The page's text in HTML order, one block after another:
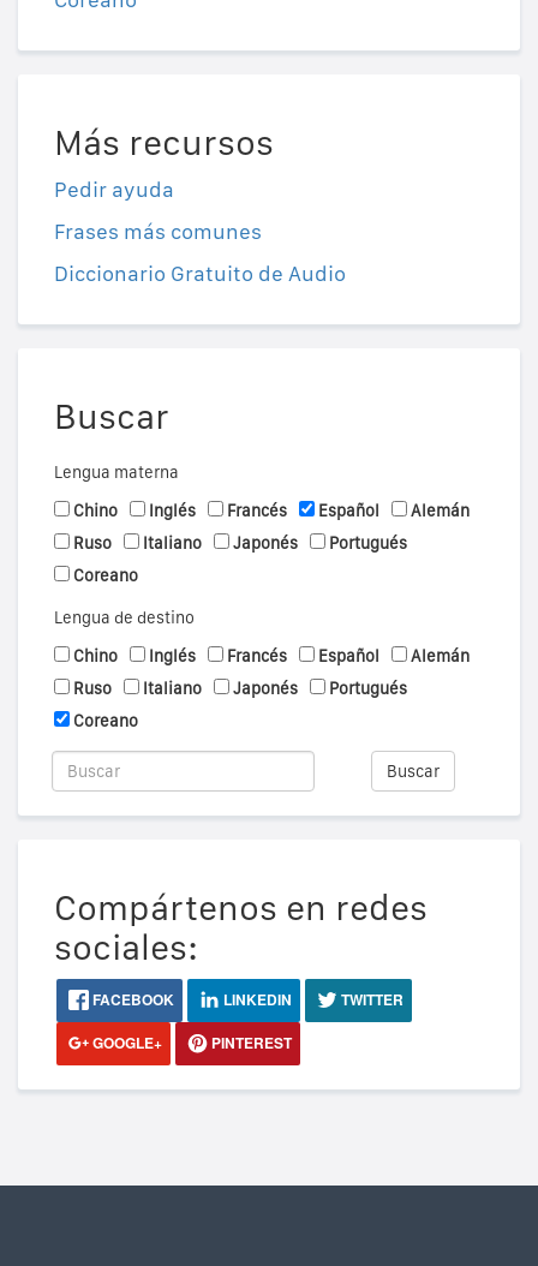
Más recursos
Pedir ayuda
Frases más comunes
Diccionario Gratuito de Audio
Buscar
Lengua materna
Chino
Inglés Francés Español
Alemán
Ruso
Italiano Japonés
Portugués
Coreano
Lengua de destino
Chino
Inglés Francés Español
Alemán
Ruso
Italiano Japonés
Portugués
Coreano
Buscar
Compártenos en redes
sociales:
FACEBOOK LINKEDIN
TWITTER
GOOGLE+
PINTEREST